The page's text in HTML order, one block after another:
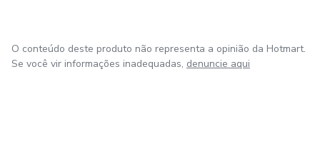
O conteúdo deste produto não representa a opinião da Hotmart.
Se você vir informações inadequadas, denuncie aqui